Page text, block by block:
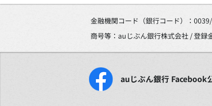
金融機関コード（銀行コード）：0039/
商号等：auじぶん銀行株式会社 / 登
auじぶん銀行 Facebook